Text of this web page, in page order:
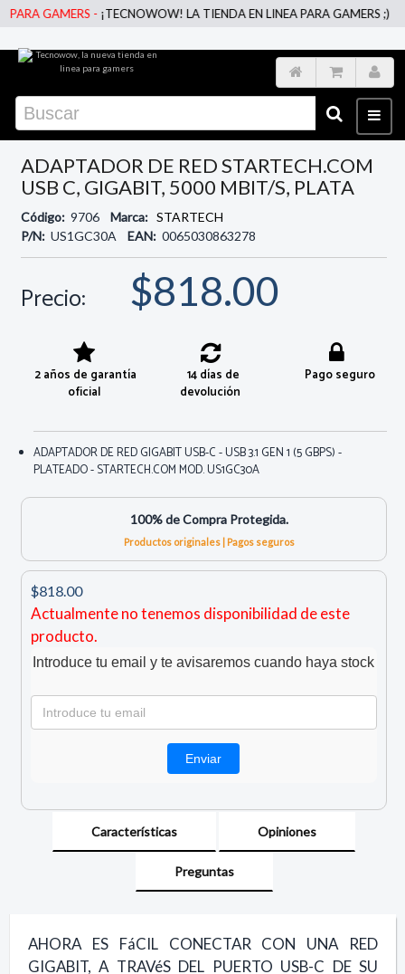
GAMERS -¡TECNOWOW! LA TIENDA EN LINEA PARA GAMERS ;)
ADAPTADOR DE RED STARTECH.COM
USB C, GIGABIT, 5000 MBIT/S, PLATA
Código: 9706 Marca: STARTECH
P/N: US1GC30A EAN: 0065030863278
Precio: $818.00
2 años de garantía
oficial
14 días de
devolución
Pago seguro
ADAPTADOR DE RED GIGABIT USB-C - USB 3.1 GEN 1 (5 GBPS) -
PLATEADO - STARTECH.COM MOD. US1GC30A
100% de Compra Protegida.
Productos originales | Pagos seguros
$818.00
Actualmente no tenemos disponibilidad de este
producto.
Introduce tu email y te avisaremos cuando haya stock
Características Opiniones
Preguntas
AHORA ES FáCIL CONECTAR CON UNA RED
GIGABIT, A TRAVéS DEL PUERTO USB-C DE SU